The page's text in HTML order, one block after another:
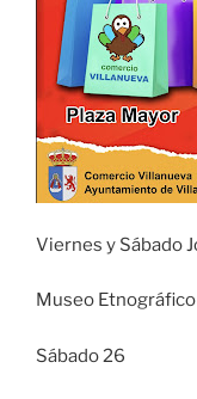
Viernes y Sábado
Museo
Sábado 26